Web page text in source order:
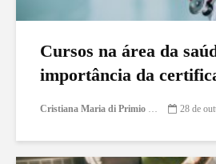
Cursos na área da
importância da
Cristiana Maria di Primio Gonçalves 28 de